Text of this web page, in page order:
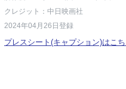
クレジット：中日映画社
2024年04月26日登録
プレスシート(キャプション)はこ